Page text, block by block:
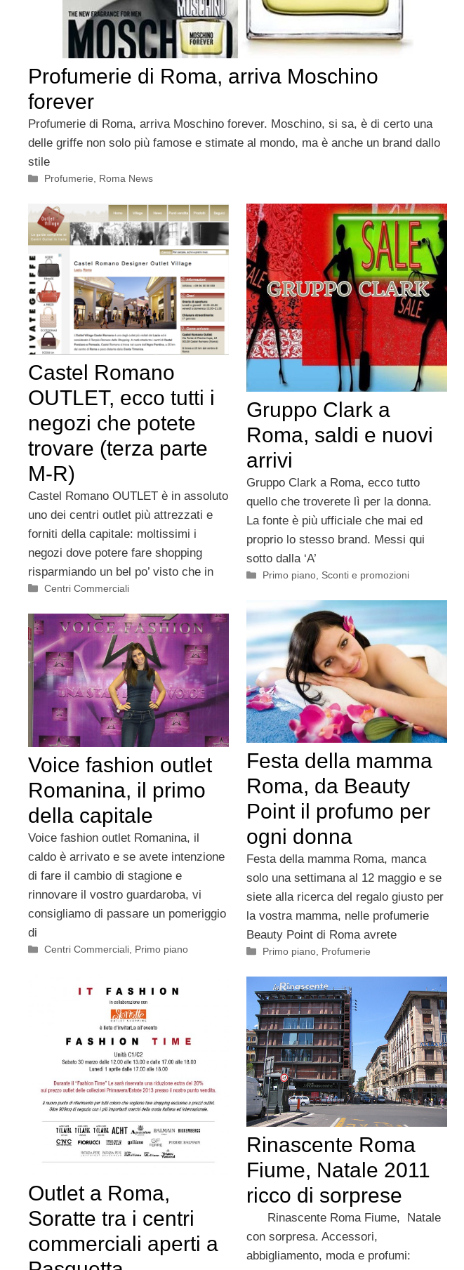
Profumerie di Roma, arriva Moschino
forever
Profumerie di Roma, arriva Moschino forever. Moschino, si sa, è di certo una
delle griffe non solo più famose e stimate al mondo, ma è anche un brand dallo
stile
Categorie
Profumerie, Roma News
Castel Romano
OUTLET, ecco tutti i
negozi che potete
trovare (terza parte
M-R)
Castel Romano OUTLET è in assoluto
uno dei centri outlet più attrezzati e
forniti della capitale: moltissimi i
negozi dove potere fare shopping
risparmiando un bel po’ visto che in
Categorie
Centri Commerciali
Gruppo Clark a
Roma, saldi e nuovi
arrivi
Gruppo Clark a Roma, ecco tutto
quello che troverete lì per la donna.
La fonte è più ufficiale che mai ed
proprio lo stesso brand. Messi qui
sotto dalla ‘A’
Categorie
Primo piano, Sconti e promozioni
Festa della mamma
Roma, da Beauty
Point il profumo per
ogni donna
Festa della mamma Roma, manca
solo una settimana al 12 maggio e se
siete alla ricerca del regalo giusto per
la vostra mamma, nelle profumerie
Beauty Point di Roma avrete
Categorie
Primo piano Profumerie
Voice fashion outlet
Romanina, il primo
della capitale
Voice fashion outlet Romanina, il
caldo è arrivato e se avete intenzione
di fare il cambio di stagione e
rinnovare il vostro guardaroba, vi
consigliamo di passare un pomeriggio
di
Categorie
Centri Commerciali, Primo piano
Outlet a Roma,
Soratte tra i centri
commerciali aperti a
Rinascente Roma
Fiume, Natale 2011
ricco di sorprese
Rinascente Roma Fiume, Natale
con sorpresa. Accessori,
abbigliamento, moda e profumi: